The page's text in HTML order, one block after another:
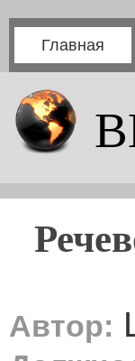
Главная
Автор: